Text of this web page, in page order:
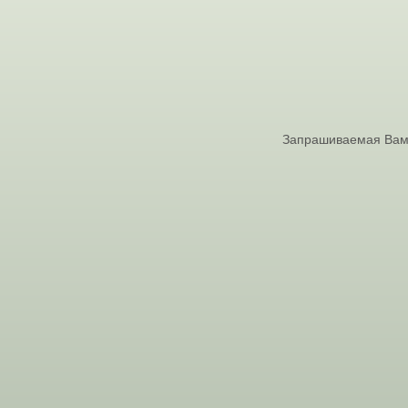
Запрашиваемая